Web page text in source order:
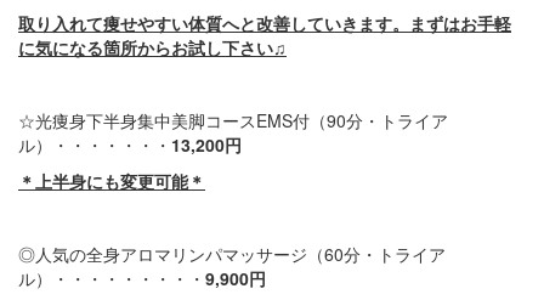
取り入れて痩せやすい体質へと改善していきます。まずはお手軽
に気になる箇所からお試し下さい♫
☆光痩身下半身集中美脚コースEMS付（90分・トライア
ル）・・・・・・・ 13,200円
＊上半身にも変更可能＊
◎人気の全身アロマリンパマッサージ（60分・トライア
ル）・・・・・・・・・ 9,900円